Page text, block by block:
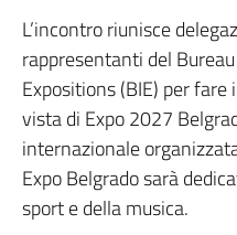
L’incontro riunisce
rappresentanti del
Expositions (BIE) per
vista di Expo 2027
internazionale
Expo Belgrado sarà
sport e della musica.